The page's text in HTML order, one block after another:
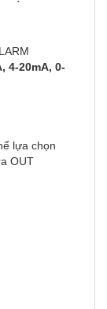
4-20mA, 0-
lựa chọn
OUT